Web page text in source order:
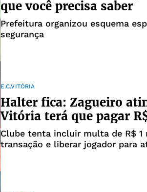
que você precisa saber
Prefeitura organizou esquema
segurança
E.C.VITÓRIA
Halter fica: Zagueiro
Vitória terá que pagar
Clube tenta incluir multa de R$ 1
transação e liberar jogador para